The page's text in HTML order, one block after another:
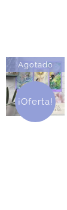
PRODUCTOS
ARTÍCULOS
Agotado
¡Oferta!